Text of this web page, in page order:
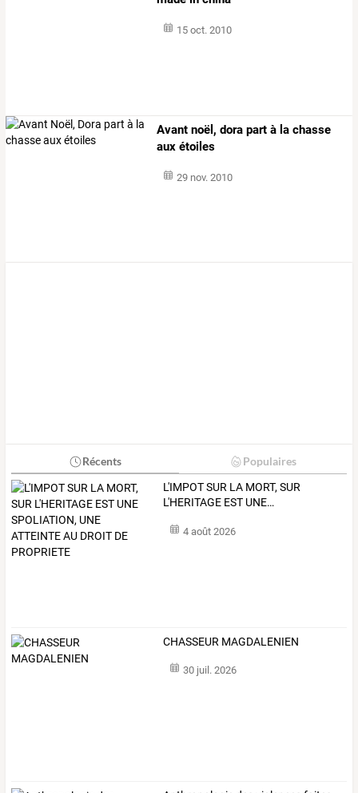
15 oct. 2010
Avant noël, dora part à la chasse
aux étoiles
29 nov. 2010
Récents Populaires
L'IMPOTSUR LA MORT, SUR
L'HERITAGE EST UNE…
4 août 2026
CHASSEUR MAGDALENIEN
30 juil. 2026